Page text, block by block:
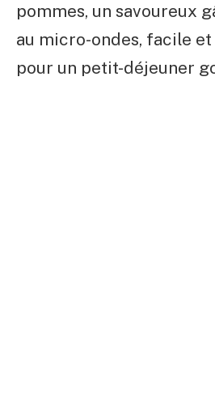
pommes, un savoureux
au micro-ondes, facile
pour un petit-déjeuner